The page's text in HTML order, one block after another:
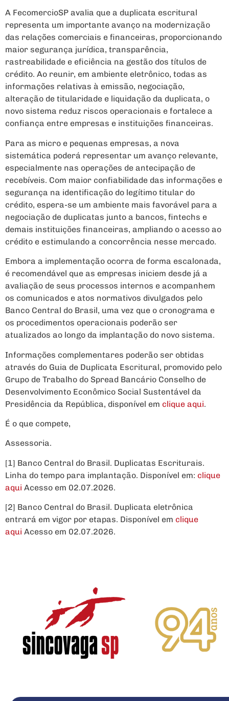
A FecomercioSP avalia que a duplicata escritural
representa um importante avanço na modernização
das relações comerciais e financeiras, proporcionando
maior segurança jurídica, transparência,
rastreabilidade e eficiência na gestão dos títulos de
crédito. Ao reunir, em ambiente eletrônico, todas as
informações relativas à emissão, negociação,
alteração de titularidade e liquidação da duplicata, o
novo sistema reduz riscos operacionais e fortalece a
confiança entre empresas e instituições financeiras.
Para as micro e pequenas empresas, a nova
sistemática poderá representar um avanço relevante,
especialmente nas operações de antecipação de
recebíveis. Com maior confiabilidade das informações e
segurança na identificação do legítimo titular do
crédito, espera-se um ambiente mais favorável para a
negociação de duplicatas junto a bancos, fintechs e
demais instituições financeiras, ampliando o acesso ao
crédito e estimulando a concorrência nesse mercado.
Embora a implementação ocorra de forma escalonada,
é recomendável que as empresas iniciem desde já a
avaliação de seus processos internos e acompanhem
os comunicados e atos normativos divulgados pelo
Banco Central do Brasil, uma vez que o cronograma e
os procedimentos operacionais poderão ser
atualizados ao longo da implantação do novo sistema.
Informações complementares poderão ser obtidas
através do Guia de Duplicata Escritural, promovido pelo
Grupo de Trabalho do Spread Bancário Conselho de
Desenvolvimento Econômico Social Sustentável da
Presidência da República, disponível em clique aqui.
É o que compete,
Assessoria.
[1] Banco Central do Brasil. Duplicatas Escriturais.
Linha do tempo para implantação. Disponível em: clique
aqui Acesso em 02.07.2026.
[2] Banco Central do Brasil. Duplicata eletrônica
entrará em vigor por etapas. Disponível em clique
aqui Acesso em 02.07.2026.